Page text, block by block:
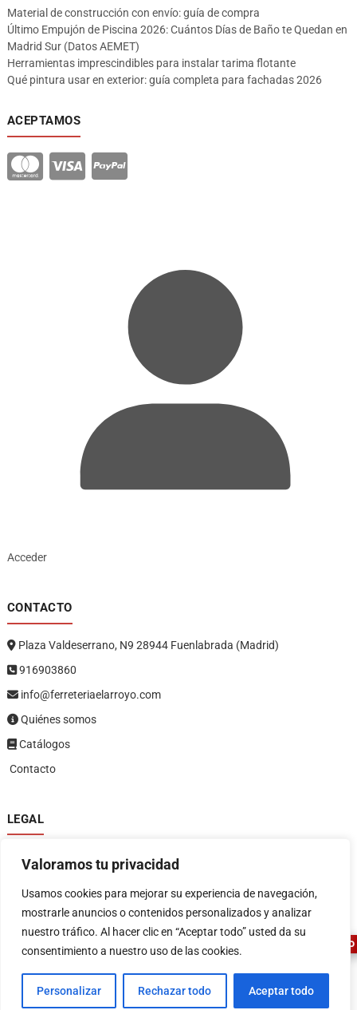
Valoramos tu privacidad
Usamos cookies para mejorar su experiencia de navegación,
mostrarle anuncios o contenidos personalizados y analizar
nuestro tráfico. Al hacer clic en “Aceptar todo” usted da su
consentimiento a nuestro uso de las cookies.
Personalizar Rechazar todo Aceptar todo
Material de construcción con envío: guía de compra
Último Empujón de Piscina 2026: Cuántos Días de Baño te Quedan en
Madrid Sur (Datos AEMET)
Herramientas imprescindibles para instalar tarima flotante
Qué pintura usar en exterior: guía completa para fachadas 2026
ACEPTAMOS
Acceder
CONTACTO
Plaza Valdeserrano, N9 28944 Fuenlabrada (Madrid)
916903860
info@ferreteriaelarroyo.com
Quiénes somos
Catálogos
Contacto
LEGAL
Política de privacidad
Política de devoluciones y reembolsos
Términos y condiciones
FERRETERIA EL ARROYO | Diseñado por:Tema Freesia| © 2026WordPress
ASESOR FERRETERO